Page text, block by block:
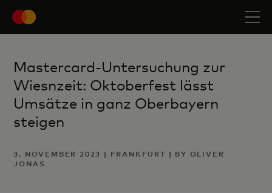
Mastercard-Untersuchung zur
Wiesnzeit: Oktoberfest lässt
Umsätze in ganz Oberbayern
steigen
3. NOVEMBER 2023 | FRANKFURT | BY OLIVER
JONAS